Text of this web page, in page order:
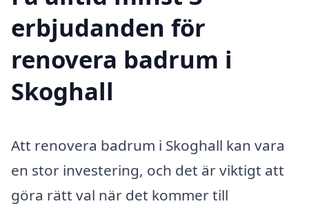
erbjudanden för
renovera badrum i
Skoghall
Att renovera badrum i Skoghall kan vara
en stor investering, och det är viktigt att
göra rätt val när det kommer till